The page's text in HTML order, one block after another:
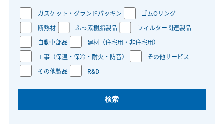
ガスケット・グランドパッキン
ゴムOリング
断熱材
ふっ素樹脂製品
フィルター関連製品
自動車部品
建材（住宅用・非住宅用）
工事（保温・保冷・耐火・防音）
その他サービス
その他製品
R&D